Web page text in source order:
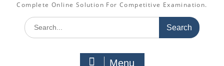
Complete Online Solution For Competitive Examination.
Menu